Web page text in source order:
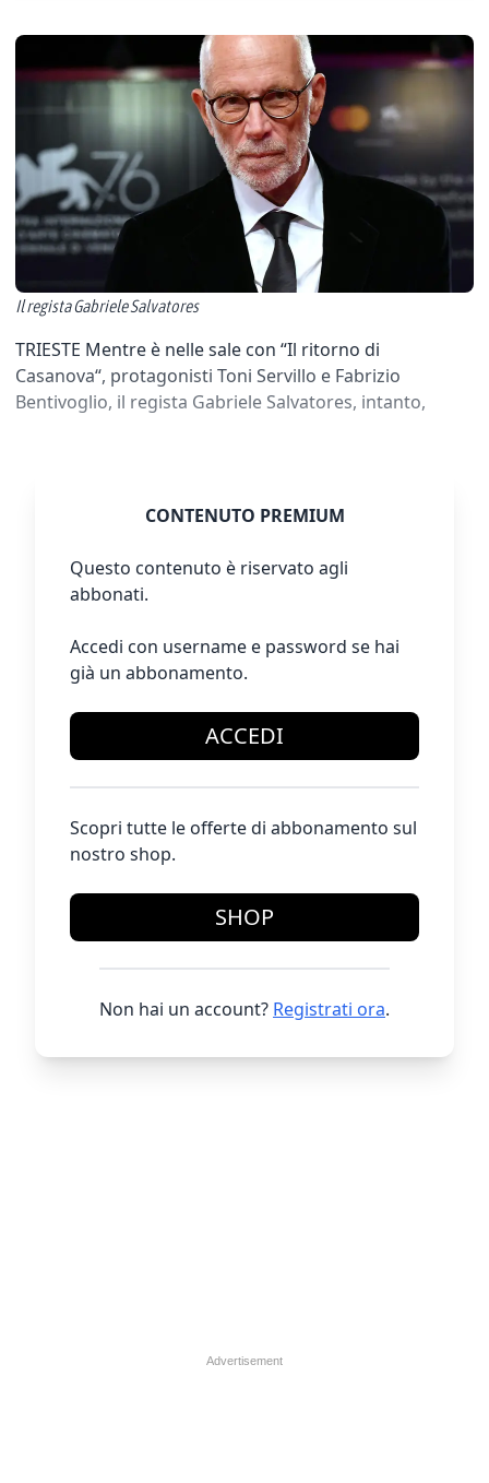
Il regista Gabriele Salvatores
TRIESTE Mentre è nelle sale con “Il ritorno di
Casanova“, protagonisti Toni Servillo e Fabrizio
Bentivoglio, il regista Gabriele Salvatores, intanto,
CONTENUTO PREMIUM
Questo contenuto è riservato agli
abbonati.
Accedi con username e password se hai
già un abbonamento.
ACCEDI
Scopri tutte le offerte di abbonamento sul
nostro shop.
SHOP
Non hai un account? Registrati ora.